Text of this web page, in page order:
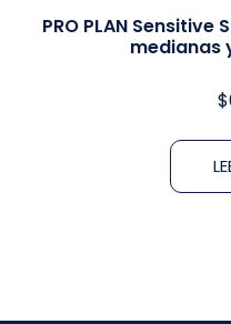
PRO PLAN
medianas
$